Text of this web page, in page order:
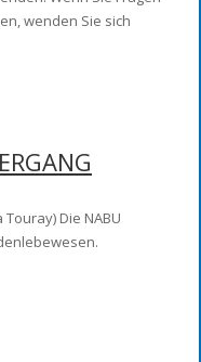
wenden Sie sich
Die NABU